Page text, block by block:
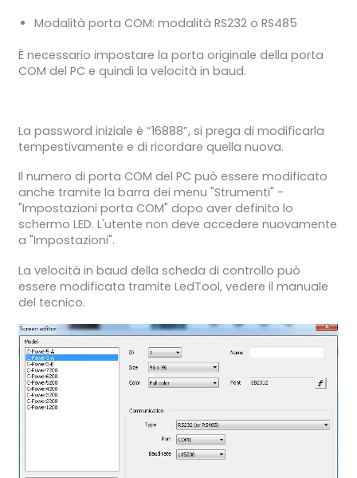
Modalità porta COM: modalità RS232 o RS485
È necessario impostare la porta originale della porta
COM del PC e quindi la velocità in baud.
La password iniziale è “16888”, si prega di modificarla
tempestivamente e di ricordare quella nuova.
Il numero di porta COM del PC può essere modificato
anche tramite la barra dei menu "Strumenti" -
"Impostazioni porta COM" dopo aver definito lo
schermo LED. L'utente non deve accedere nuovamente
a "Impostazioni".
La velocità in baud della scheda di controllo può
essere modificata tramite LedTool, vedere il manuale
del tecnico.